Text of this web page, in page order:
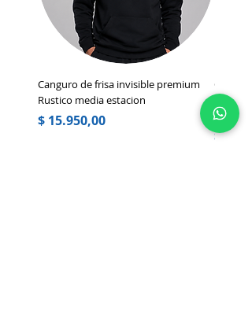
Canguro de frisa invisible premium
Rustico media estacion
Precio
$ 15.950,00
Premium
Precio
$